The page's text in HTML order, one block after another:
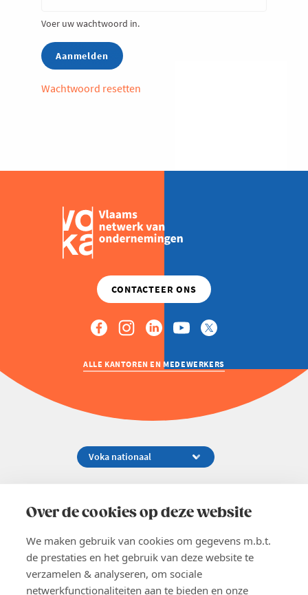
Over de cookies op deze website
We maken gebruik van cookies om gegevens m.b.t.
de prestaties en het gebruik van deze website te
verzamelen & analyseren, om sociale
netwerkfunctionaliteiten aan te bieden en onze
Voer uw wachtwoord in.
Wachtwoord resetten
ALLE KANTOREN EN MEDEWERKERS
02 229 81 11